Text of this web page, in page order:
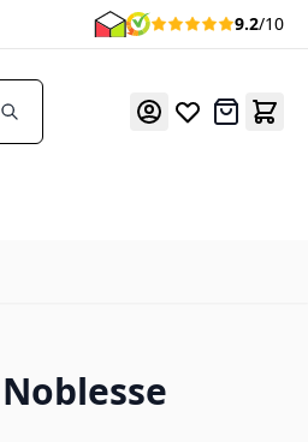
9.2/10
Offerte